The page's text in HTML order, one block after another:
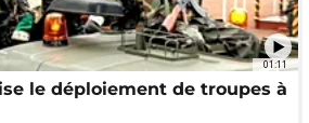
01:11
le déploiement de troupes à